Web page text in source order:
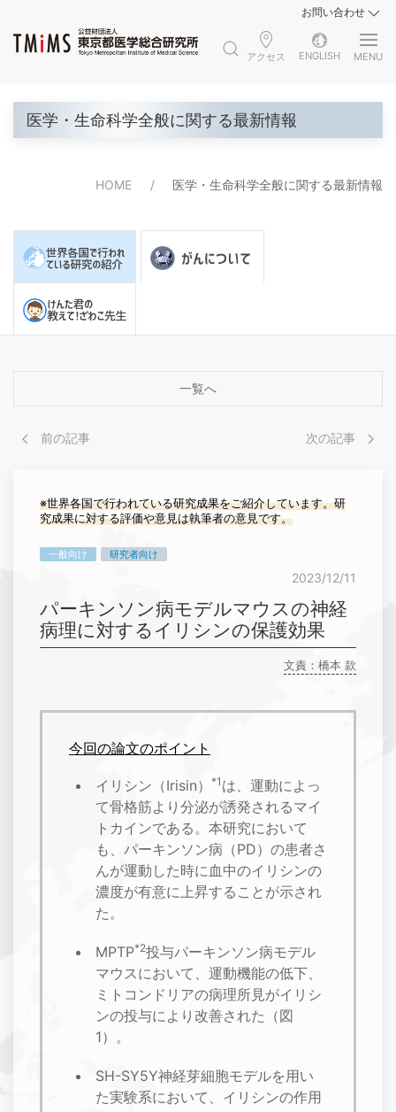
お問い合わせ
アクセス ENGLISH MENU
医学・生命科学全般に関する最新情報
HOME 医学・生命科学全般に関する最新情報
一覧へ
前の記事 次の記事
※世界各国で行われている研究成果をご紹介しています。研
究成果に対する評価や意見は執筆者の意見です。
一般向け 研究者向け
2023/12/11
パーキンソン病モデルマウスの神経
病理に対するイリシンの保護効果
文責：橋本 款
今回の論文のポイント
イリシン（Irisin） *1 は、運動によっ
て骨格筋より分泌が誘発されるマイ
トカインである。本研究において
も、パーキンソン病（PD）の患者さ
んが運動した時に血中のイリシンの
濃度が有意に上昇することが示され
た。
MPTP*2投与パーキンソン病モデル
マウスにおいて、運動機能の低下、
ミトコンドリアの病理所見がイリシ
ンの投与により改善された（図
1）。
SH-SY5Y神経芽細胞モデルを用い
た実験系において、イリシンの作用